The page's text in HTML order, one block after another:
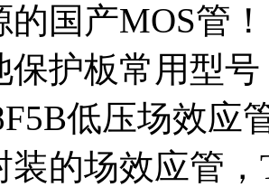
国产MOS管！
保护板常用型
低压场效应
装的场效应管